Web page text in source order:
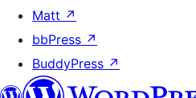
Matt ↗
bbPress ↗
BuddyPress ↗